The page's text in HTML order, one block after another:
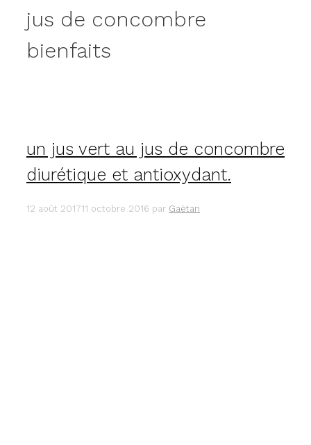
jus de concombre
bienfaits
un jus vert au jus de concombre
diurétique et antioxydant.
12 août 201711 octobre 2016 par Gaëtan